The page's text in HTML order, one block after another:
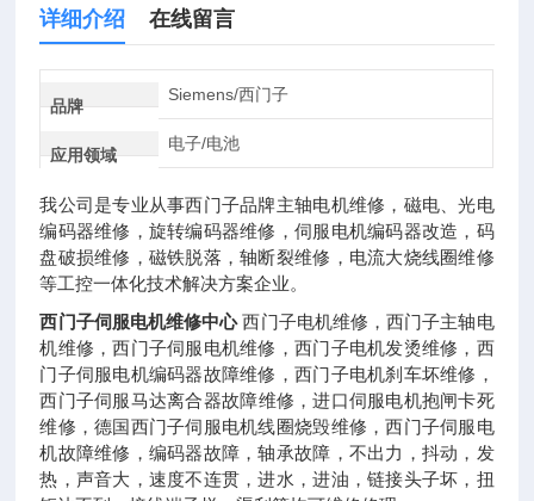
详细介绍 在线留言
品牌
Siemens/西门子
应用领域
电子/电池
我公司是专业从事西门子品牌主轴电机维修，磁电、光电
编码器维修，旋转编码器维修，伺服电机编码器改造，码
盘破损维修，磁铁脱落，轴断裂维修，电流大烧线圈维修
等工控一体化技术解决方案企业。
西门子伺服电机维修中心西门子电机维修，西门子主轴电
机维修，西门子伺服电机维修，西门子电机发烫维修，西
门子伺服电机编码器故障维修，西门子电机刹车坏维修，
西门子伺服马达离合器故障维修，进口伺服电机抱闸卡死
维修，德国西门子伺服电机线圈烧毁维修，西门子伺服电
机故障维修，编码器故障，轴承故障，不出力，抖动，发
热，声音大，速度不连贯，进水，进油，链接头子坏，扭